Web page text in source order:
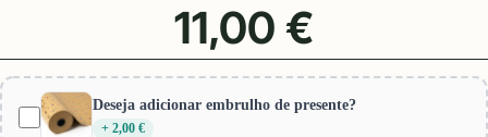
11,00 €
Deseja adicionar embrulho de presente?
+ 2,00 €